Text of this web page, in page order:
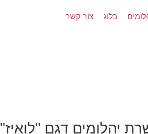
בלוג צור קשר
יהלומים דגם "לואיז"